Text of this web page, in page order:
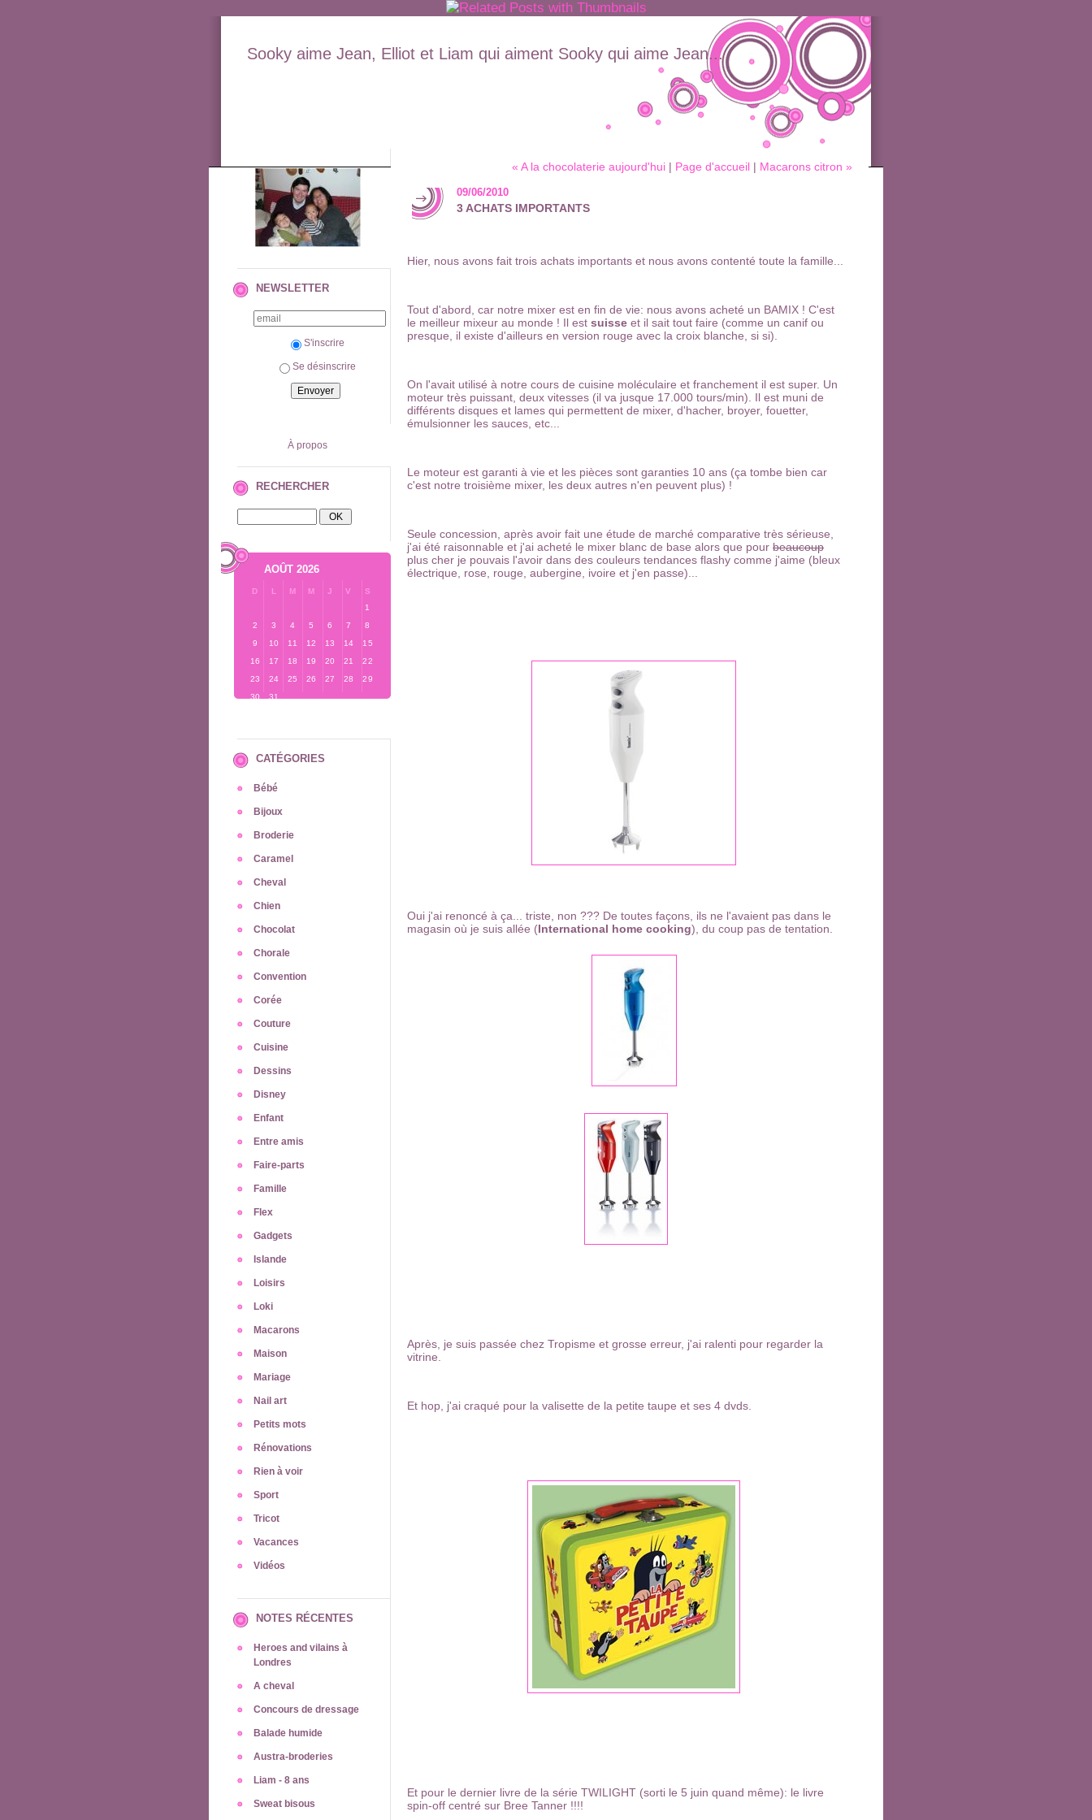
Sooky aime Jean, Elliot et Liam qui aiment Sooky qui aime Jean...
NEWSLETTER
S'inscrire
Se désinscrire
À propos
RECHERCHER
AOÛT 2026
D L M M J V
S
1
2
3 4 5 6 7
8
9
10 11 12 13 14
15
16
17 18 19 20 21
22
23
24 25 26 27 28
29
30
31
CATÉGORIES
Bébé
Bijoux
Broderie
Caramel
Cheval
Chien
Chocolat
Chorale
Convention
Corée
Couture
Cuisine
Dessins
Disney
Enfant
Entre amis
Faire-parts
Famille
Flex
Gadgets
Islande
Loisirs
Loki
Macarons
Maison
Mariage
Nail art
Petits mots
Rénovations
Rien à voir
Sport
Tricot
Vacances
Vidéos
NOTES RÉCENTES
Heroes and vilains à
Londres
A cheval
Concours de dressage
Balade humide
Austra-broderies
Liam - 8 ans
Sweat bisous
« A la chocolaterie aujourd'hui | Page d'accueil | Macarons citron »
09/06/2010
3 ACHATS IMPORTANTS
Hier, nous avons fait trois achats importants et nous avons contenté toute la famille...
Tout d'abord, car notre mixer est en fin de vie: nous avons acheté un BAMIX ! C'est
le meilleur mixeur au monde ! Il est suisse et il sait tout faire (comme un canif ou
presque, il existe d'ailleurs en version rouge avec la croix blanche, si si).
On l'avait utilisé à notre cours de cuisine moléculaire et franchement il est super. Un
moteur très puissant, deux vitesses (il va jusque 17.000 tours/min). Il est muni de
différents disques et lames qui permettent de mixer, d'hacher, broyer, fouetter,
émulsionner les sauces, etc...
Le moteur est garanti à vie et les pièces sont garanties 10 ans (ça tombe bien car
c'est notre troisième mixer, les deux autres n'en peuvent plus) !
Seule concession, après avoir fait une étude de marché comparative très sérieuse,
j'ai été raisonnable et j'ai acheté le mixer blanc de base alors que pour beaucoup
plus cher je pouvais l'avoir dans des couleurs tendances flashy comme j'aime (bleux
électrique, rose, rouge, aubergine, ivoire et j'en passe)...
Oui j'ai renoncé à ça... triste, non ??? De toutes façons, ils ne l'avaient pas dans le
magasin où je suis allée (International home cooking), du coup pas de tentation.
Après, je suis passée chez Tropisme et grosse erreur, j'ai ralenti pour regarder la
vitrine.
Et hop, j'ai craqué pour la valisette de la petite taupe et ses 4 dvds.
Et pour le dernier livre de la série TWILIGHT (sorti le 5 juin quand même): le livre
spin-off centré sur Bree Tanner !!!!